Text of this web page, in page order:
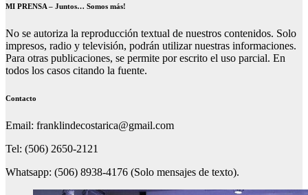
MI PRENSA – Juntos… Somos más!
No se autoriza la reproducción textual de nuestros contenidos. Solo
impresos, radio y televisión, podrán utilizar nuestras informaciones.
Para otras publicaciones, se permite por escrito el uso parcial. En
todos los casos citando la fuente.
Contacto
Email: franklindecostarica@gmail.com
Tel: (506) 2650-2121
Whatsapp: (506) 8938-4176 (Solo mensajes de texto).